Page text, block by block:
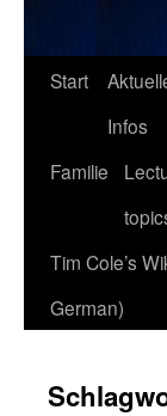
Start
Infos
Familie
Tim Cole’s
German)